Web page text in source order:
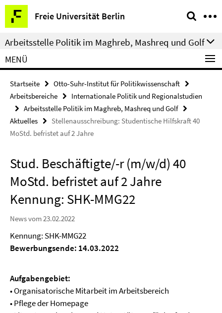
Springe
direkt
zu
Inhalt
Freie Universität Berlin
Service-
Navigation
Arbeitsstelle Politik im Maghreb, Mashreq und Golf
MENÜ
Startseite
Otto-Suhr-Institut für Politikwissenschaft
Arbeitsbereiche
Internationale Politik und Regionalstudien
Arbeitsstelle Politik im Maghreb, Mashreq und Golf
Aktuelles
Stellenausschreibung: Studentische Hilfskraft 40
MoStd. befristet auf 2 Jahre
Stud. Beschäftigte/-r (m/w/d) 40
MoStd. befristet auf 2 Jahre
Kennung: SHK-MMG22
News vom 23.02.2022
Kennung: SHK-MMG22
Bewerbungsende: 14.03.2022
Aufgabengebiet:
• Organisatorische Mitarbeit im Arbeitsbereich
• Pflege der Homepage